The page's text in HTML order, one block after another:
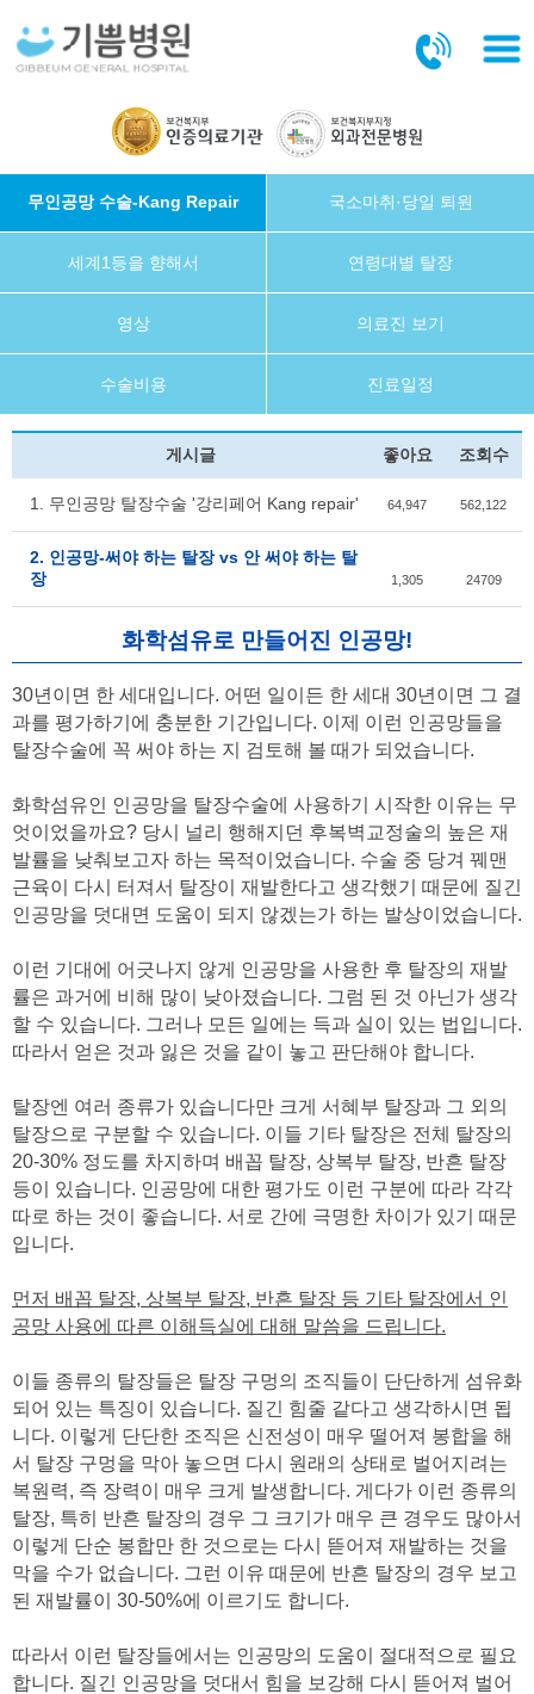
무인공망 수술-Kang Repair 국소마취·당일 퇴원
세계1등을 향해서 연령대별 탈장
영상 의료진 보기
수술비용 진료일정
게시글 좋아요 조회수
1. 무인공망 탈장수술 '강리페어 Kang repair' 64,947 562,122
2. 인공망-써야 하는 탈장 vs 안 써야 하는 탈
장
1,305 24709
화학섬유로 만들어진 인공망!
30년이면 한 세대입니다. 어떤 일이든 한 세대 30년이면 그 결
과를 평가하기에 충분한 기간입니다. 이제 이런 인공망들을
탈장수술에 꼭 써야 하는 지 검토해 볼 때가 되었습니다.
화학섬유인 인공망을 탈장수술에 사용하기 시작한 이유는 무
엇이었을까요? 당시 널리 행해지던 후복벽교정술의 높은 재
발률을 낮춰보고자 하는 목적이었습니다. 수술 중 당겨 꿰맨
근육이 다시 터져서 탈장이 재발한다고 생각했기 때문에 질긴
인공망을 덧대면 도움이 되지 않겠는가 하는 발상이었습니다.
이런 기대에 어긋나지 않게 인공망을 사용한 후 탈장의 재발
률은 과거에 비해 많이 낮아졌습니다. 그럼 된 것 아닌가 생각
할 수 있습니다. 그러나 모든 일에는 득과 실이 있는 법입니다.
따라서 얻은 것과 잃은 것을 같이 놓고 판단해야 합니다.
탈장엔 여러 종류가 있습니다만 크게 서혜부 탈장과 그 외의
탈장으로 구분할 수 있습니다. 이들 기타 탈장은 전체 탈장의
20-30% 정도를 차지하며 배꼽 탈장, 상복부 탈장, 반흔 탈장
등이 있습니다. 인공망에 대한 평가도 이런 구분에 따라 각각
따로 하는 것이 좋습니다. 서로 간에 극명한 차이가 있기 때문
입니다.
먼저 배꼽 탈장, 상복부 탈장, 반흔 탈장 등 기타 탈장에서 인
공망 사용에 따른 이해득실에 대해 말씀을 드립니다.
이들 종류의 탈장들은 탈장 구멍의 조직들이 단단하게 섬유화
되어 있는 특징이 있습니다. 질긴 힘줄 같다고 생각하시면 됩
니다. 이렇게 단단한 조직은 신전성이 매우 떨어져 봉합을 해
서 탈장 구멍을 막아 놓으면 다시 원래의 상태로 벌어지려는
복원력, 즉 장력이 매우 크게 발생합니다. 게다가 이런 종류의
탈장, 특히 반흔 탈장의 경우 그 크기가 매우 큰 경우도 많아서
이렇게 단순 봉합만 한 것으로는 다시 뜯어져 재발하는 것을
막을 수가 없습니다. 그런 이유 때문에 반흔 탈장의 경우 보고
된 재발률이 30-50%에 이르기도 합니다.
따라서 이런 탈장들에서는 인공망의 도움이 절대적으로 필요
합니다. 질긴 인공망을 덧대서 힘을 보강해 다시 뜯어져 벌어